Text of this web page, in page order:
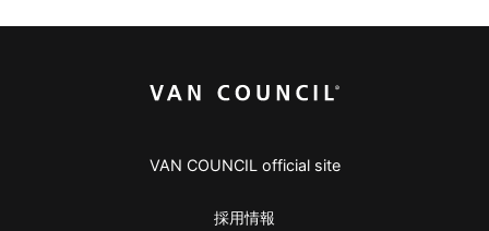
VAN COUNCIL official site
採用情報